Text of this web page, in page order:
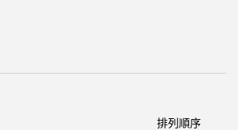
排列順序